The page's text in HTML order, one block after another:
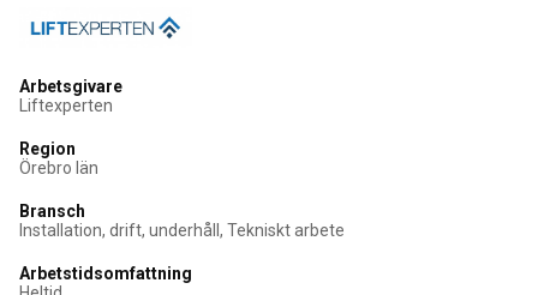
Arbetsgivare
Liftexperten
Region
Örebro län
Bransch
Installation, drift, underhåll, Tekniskt arbete
Arbetstidsomfattning